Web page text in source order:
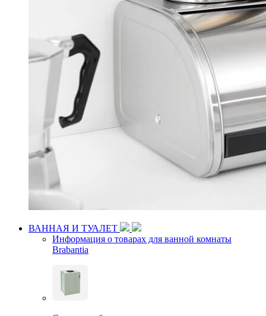
ВАННАЯ И ТУАЛЕТ
Информация о товарах для ванной комнаты
Brabantia